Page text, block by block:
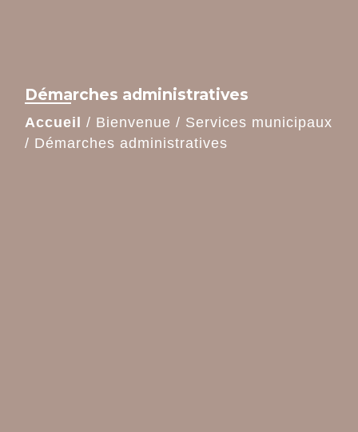
Démarches administratives
Accueil / Bienvenue / Services municipaux
/ Démarches administratives